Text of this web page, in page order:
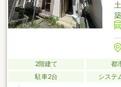
2階建て 都
駐車2台
システ